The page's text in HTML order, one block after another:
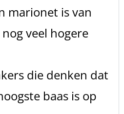
marionet is van
veel hogere
die denken dat
baas is op